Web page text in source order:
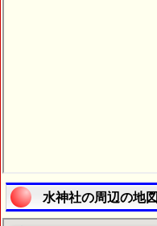
水神社の周辺の地図